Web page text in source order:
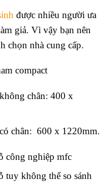
được nhiều người ưa
giả. Vì vậy bạn nên
chọn nhà cung cấp.
compact
chân: 400 x
chân: 600 x 1220mm.
công nghiệp mfc
tuy không thể so sánh